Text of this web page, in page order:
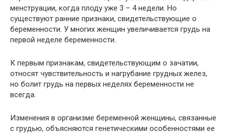
менструации, когда плоду уже 3 – 4 недели. Но
существуют ранние признаки, свидетельствующие о
беременности. У многих женщин увеличивается грудь на
первой неделе беременности.
К первым признакам, свидетельствующим о зачатии,
относят чувствительность и нагрубание грудных желез,
но болит грудь на первых неделях беременности не
всегда.
Изменения в организме беременной женщины, связанные
с грудью, объясняются генетическими особенностями ее